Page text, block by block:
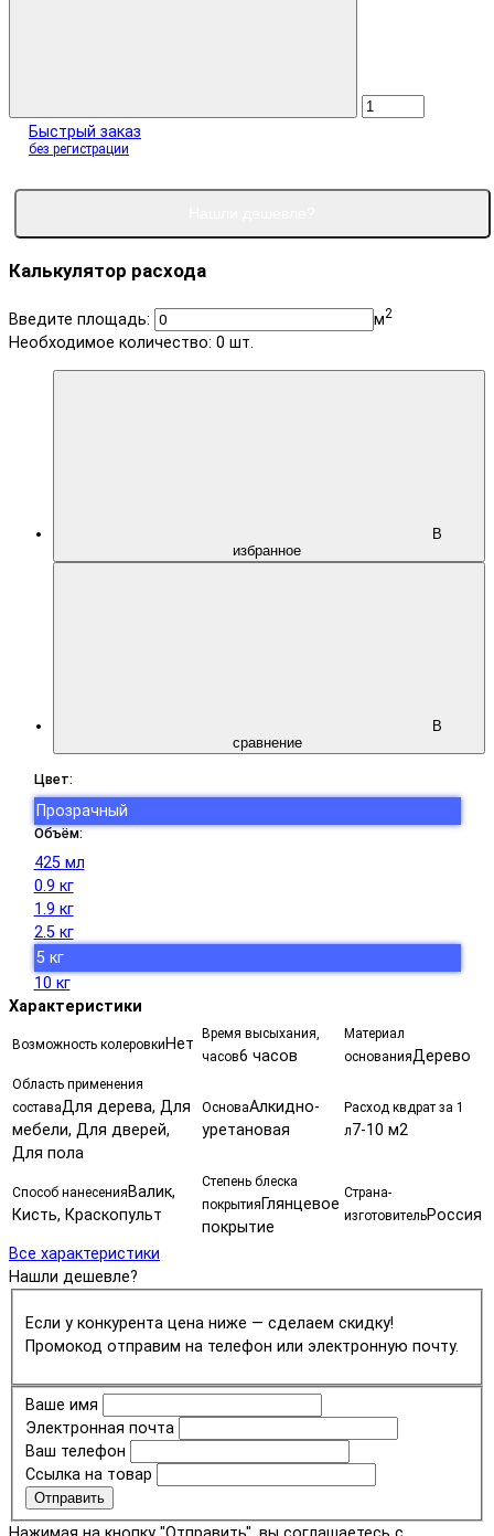
Быстрый заказ
без регистрации
Калькулятор расхода
Введите площадь: м2
Необходимое количество: 0 шт.
В
избранное
В
сравнение
Цвет:
Прозрачный
Объём:
425 мл
0.9 кг
1.9 кг
2.5 кг
5 кг
10 кг
Характеристики
Возможность колеровки Нет
Время высыхания,
часов6 часов
Материал
основанияДерево
Область применения
составаДля дерева, Для
мебели, Для дверей,
Для пола
ОсноваАлкидно-
уретановая
Расход квдрат за 1
л7-10 м2
Способ нанесения Валик,
Кисть, Краскопульт
Степень блеска
покрытия Глянцевое
покрытие
Страна-
изготовительРоссия
Все характеристики
Нашли дешевле?
Если у конкурента цена ниже — сделаем скидку!
Промокод отправим на телефон или электронную почту.
Ваше имя
Электронная почта
Ваш телефон
Ссылка на товар
Отправить